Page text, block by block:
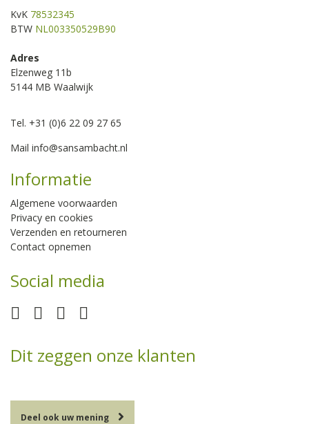
KvK 78532345
BTW NL003350529B90
Adres
Elzenweg 11b
5144 MB Waalwijk
Tel. +31 (0)6 22 09 27 65
Mail info@sansambacht.nl
Informatie
Algemene voorwaarden
Privacy en cookies
Verzenden en retourneren
Contact opnemen
Social media
Dit zeggen onze klanten
Deel ook uw mening